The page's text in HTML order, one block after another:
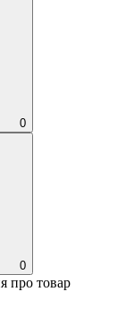
0
0
про товар